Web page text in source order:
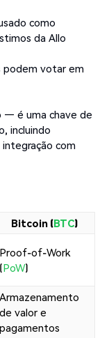
como
da Allo
podem votar em
— é uma chave de
incluindo
integração com
Bitcoin (BTC)
Proof-of-Work
(PoW)
Armazenamento
de valor e
pagamentos